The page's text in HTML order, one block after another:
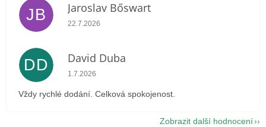
JB Jaroslav Bőswart
Hodnocení obchodu je 5 z 5 hvězdiček.
22.7.2026
DD David Duba
Hodnocení obchodu je 5 z 5 hvězdiček.
1.7.2026
Vždy rychlé dodání. Celková spokojenost.
Zobrazit další hodnocení